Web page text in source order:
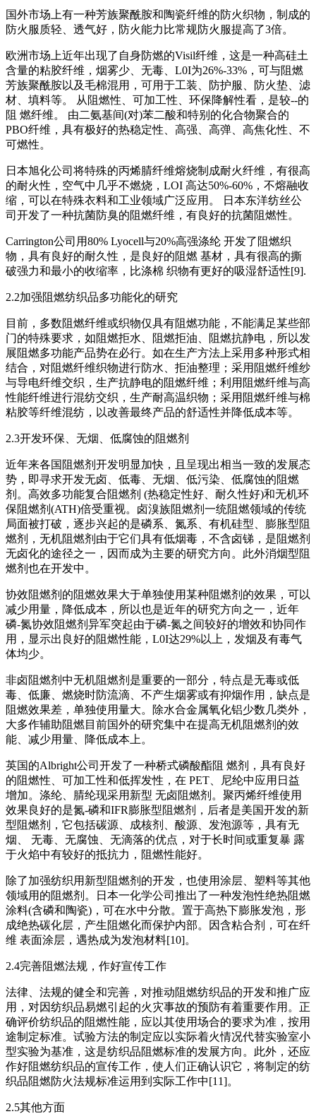
国外市场上有一种芳族聚酰胺和陶瓷纤维的防火织物，制成的
防火服质轻、透气好，防火能力比常规防火服提高了3倍。
欧洲市场上近年出现了自身防燃的Visil纤维，这是一种高硅土
含量的粘胶纤维，烟雾少、无毒、L0I为26%-33%，可与阻燃
芳族聚酰胺以及毛棉混用，可用于工装、防护服、防火垫、滤
材、填料等。 从阻燃性、可加工性、环保降解性看，是较--的
阻 燃纤维。 由二氨基间(对)苯二酸和特别的化合物聚合的
PBO纤维，具有极好的热稳定性、高强、高弹、高焦化性、不
可燃性。
日本旭化公司将特殊的丙烯腈纤维熔烧制成耐火纤维，有很高
的耐火性，空气中几乎不燃烧，LOI 高达50%-60%，不熔融收
缩，可以在特殊衣料和工业领域广泛应用。 日本东洋纺丝公
司开发了一种抗菌防臭的阻燃纤维，有良好的抗菌阻燃性。
Carrington公司用80% Lyocell与20%高强涤纶 开发了阻燃织
物，具有良好的耐久性，是良好的阻燃 基材，具有很高的撕
破强力和最小的收缩率，比涤棉 织物有更好的吸湿舒适性[9].
2.2加强阻燃纺织品多功能化的研究
目前，多数阻燃纤维或织物仅具有阻燃功能，不能满足某些部
门的特殊要求，如阻燃拒水、阻燃拒油、阻燃抗静电，所以发
展阻燃多功能产品势在必行。如在生产方法上采用多种形式相
结合，对阻燃纤维织物进行防水、拒油整理；采用阻燃纤维纱
与导电纤维交织，生产抗静电的阻燃纤维；利用阻燃纤维与高
性能纤维进行混纺交织，生产耐高温织物；采用阻燃纤维与棉
粘胶等纤维混纺，以改善最终产品的舒适性并降低成本等。
2.3开发环保、无烟、低腐蚀的阻燃剂
近年来各国阻燃剂开发明显加快，且呈现出相当一致的发展态
势，即寻求开发无卤、低毒、无烟、低污染、低腐蚀的阻燃
剂。高效多功能复合阻燃剂 (热稳定性好、耐久性好)和无机环
保阻燃剂(ATH)倍受重视。卤溴族阻燃剂一统阻燃领域的传统
局面被打破，逐步兴起的是磷系、氮系、有机硅型、膨胀型阻
燃剂，无机阻燃剂由于它们具有低烟毒，不含卤锑，是阻燃剂
无卤化的途径之一，因而成为主要的研究方向。此外消烟型阻
燃剂也在开发中。
协效阻燃剂的阻燃效果大于单独使用某种阻燃剂的效果，可以
减少用量，降低成本，所以也是近年的研究方向之一，近年
磷-氮协效阻燃剂异军突起由于磷-氮之间较好的增效和协同作
用，显示出良好的阻燃性能，L0I达29%以上，发烟及有毒气
体均少。
非卤阻燃剂中无机阻燃剂是重要的一部分，特点是无毒或低
毒、低廉、燃烧时防流滴、不产生烟雾或有抑烟作用，缺点是
阻燃效果差，单独使用量大。除水合金属氧化铝少数几类外，
大多作辅助阻燃目前国外的研究集中在提高无机阻燃剂的效
能、减少用量、降低成本上。
英国的Albright公司开发了一种桥式磷酸酯阻 燃剂，具有良好
的阻燃性、可加工性和低挥发性，在 PET、尼纶中应用日益
增加。涤纶、腈纶现采用新型 无卤阻燃剂。聚丙烯纤维使用
效果良好的是氮-磷和IFR膨胀型阻燃剂，后者是美国开发的新
型阻燃剂，它包括碳源、成核剂、酸源、发泡源等，具有无
烟、 无毒、无腐蚀、无滴落的优点，对于长时间或重复暴 露
于火焰中有较好的抵抗力，阻燃性能好。
除了加强纺织用新型阻燃剂的开发，也使用涂层、塑料等其他
领域用的阻燃剂。日本一化学公司推出了一种发泡性绝热阻燃
涂料(含磷和陶瓷)，可在水中分散。置于高热下膨胀发泡，形
成绝热碳化层，产生阻燃化而保护内部。因含粘合剂，可在纤
维 表面涂层，遇热成为发泡材料[10]。
2.4完善阻燃法规，作好宣传工作
法律、法规的健全和完善，对推动阻燃纺织品的开发和推广应
用，对因纺织品易燃引起的火灾事故的预防有着重要作用。正
确评价纺织品的阻燃性能，应以其使用场合的要求为准，按用
途制定标准。试验方法的制定应以实际着火情况代替实验室小
型实验为基准，这是纺织品阻燃标准的发展方向。此外，还应
作好阻燃纺织品的宣传工作，使人们正确认识它，将制定的纺
织品阻燃防火法规标准运用到实际工作中[11]。
2.5其他方面